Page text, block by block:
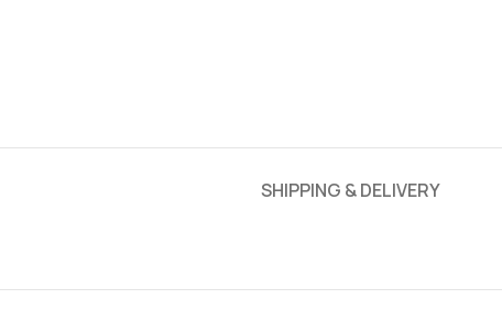
SHIPPING & DELIVERY